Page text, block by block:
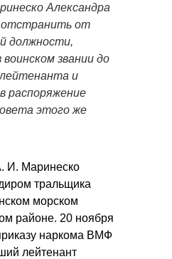
Александра
отстранить от
должности,
воинском звании до
и
распоряжение
этого же
И. Маринеско
тральщика
морском
районе. 20 ноября
наркома ВМФ
лейтенант